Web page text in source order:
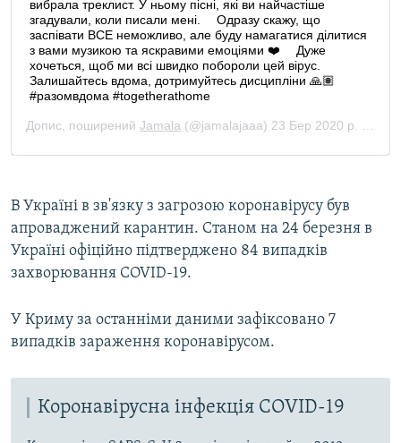
В Україні в зв'язку з загрозою коронавірусу був
апроваджений карантин. Станом на 24 березня в
Україні офіційно підтверджено 84 випадків
захворювання COVID-19.
У Криму за останніми даними зафіксовано 7
випадків зараження коронавірусом.
Коронавірусна інфекція COVID-19